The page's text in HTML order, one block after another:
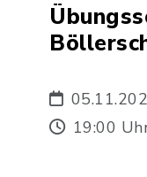
19:00